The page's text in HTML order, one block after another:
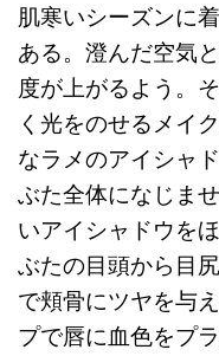
肌寒いシーズンに
ある。澄んだ空気
度が上がるよう。
く光をのせるメイ
なラメのアイシャ
ぶた全体になじま
いアイシャドウを
ぶたの目頭から目
で頬骨にツヤを与
プで唇に血色をプラ